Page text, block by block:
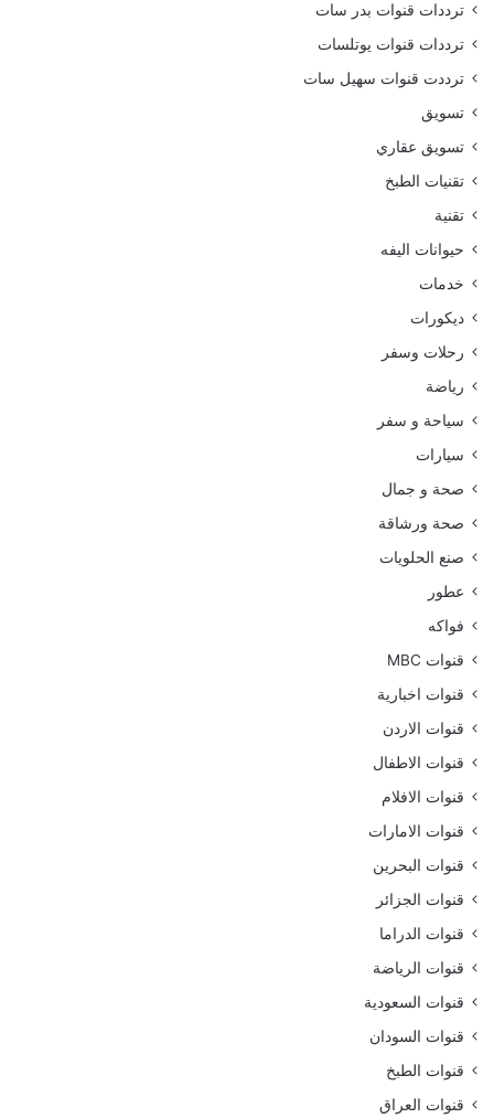
ترددات قنوات بدر سات
ترددات قنوات يوتلسات
ترددت قنوات سهيل سات
تسويق
تسويق عقاري
تقنيات الطبخ
تقنية
حيوانات اليفه
خدمات
ديكورات
رحلات وسفر
رياضة
سياحة و سفر
سيارات
صحة و جمال
صحة ورشاقة
صنع الحلويات
عطور
فواكه
قنوات MBC
قنوات اخبارية
قنوات الاردن
قنوات الاطفال
قنوات الافلام
قنوات الامارات
قنوات البحرين
قنوات الجزائر
قنوات الدراما
قنوات الرياضة
قنوات السعودية
قنوات السودان
قنوات الطبخ
قنوات العراق